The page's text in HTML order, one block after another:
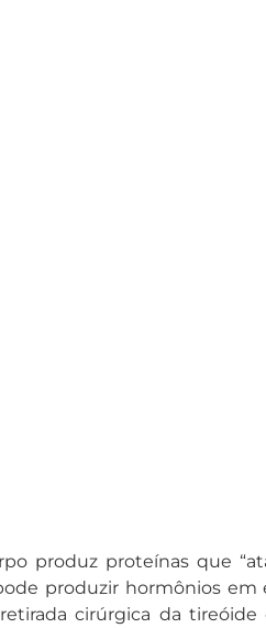
produz proteínas que
produzir hormônios em
cirúrgica da